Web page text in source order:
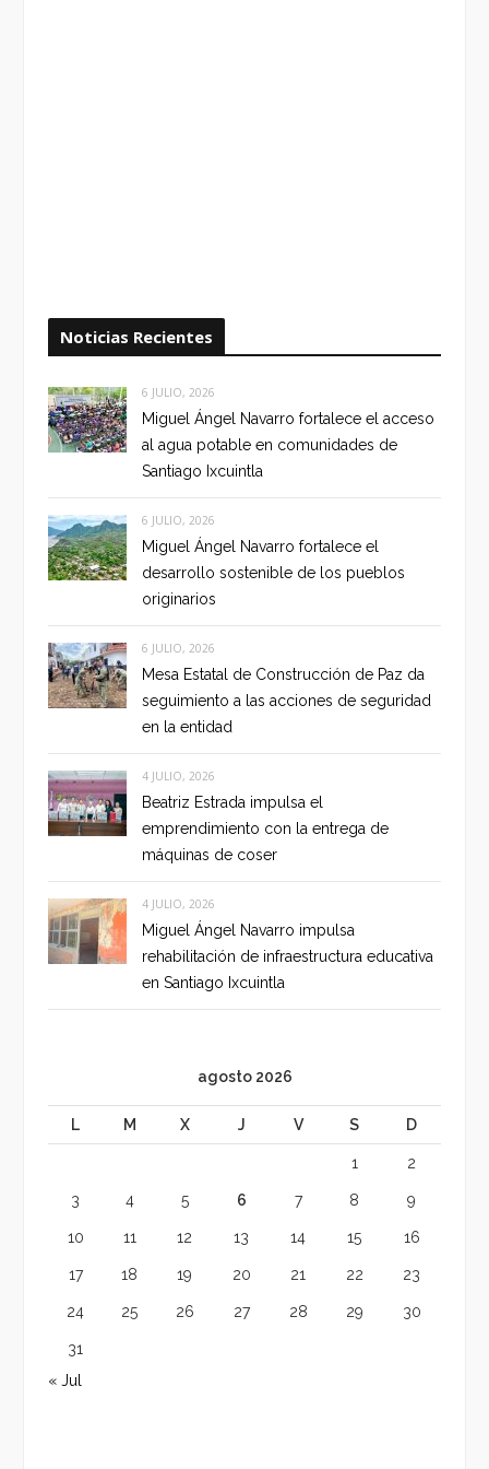
Noticias Recientes
6 JULIO, 2026
Miguel Ángel Navarro fortalece el acceso
al agua potable en comunidades de
Santiago Ixcuintla
6 JULIO, 2026
Miguel Ángel Navarro fortalece el
desarrollo sostenible de los pueblos
originarios
6 JULIO, 2026
Mesa Estatal de Construcción de Paz da
seguimiento a las acciones de seguridad
en la entidad
4 JULIO, 2026
Beatriz Estrada impulsa el
emprendimiento con la entrega de
máquinas de coser
4 JULIO, 2026
Miguel Ángel Navarro impulsa
rehabilitación de infraestructura educativa
en Santiago Ixcuintla
agosto 2026
L M X J V S D
1 2
3 4 5 6 7 8 9
10 11 12 13 14 15 16
17 18 19 20 21 22 23
24 25 26 27 28 29 30
31
« Jul